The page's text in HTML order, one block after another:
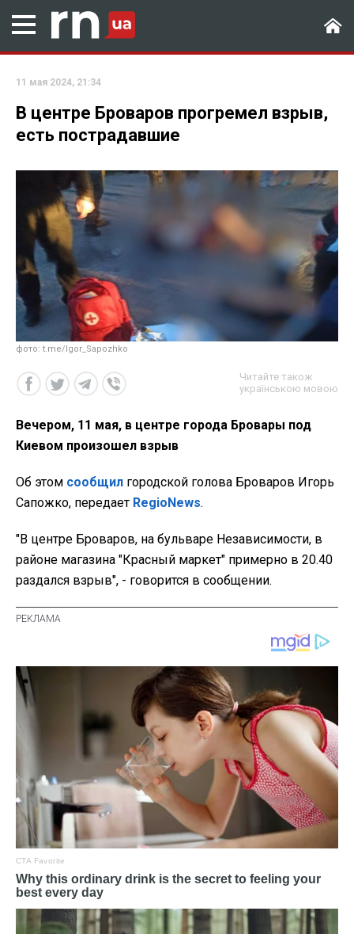
11 мая 2024, 21:34
В центре Броваров прогремел взрыв,
есть пострадавшие
фото: t.me/Igor_Sapozhko
Читайте також
українською мовою
Вечером, 11 мая, в центре города Бровары под
Киевом произошел взрыв
Об этом сообщил городской голова Броваров Игорь
Сапожко, передает RegioNews.
"В центре Броваров, на бульваре Независимости, в
районе магазина "Красный маркет" примерно в 20.40
раздался взрыв", - говорится в сообщении.